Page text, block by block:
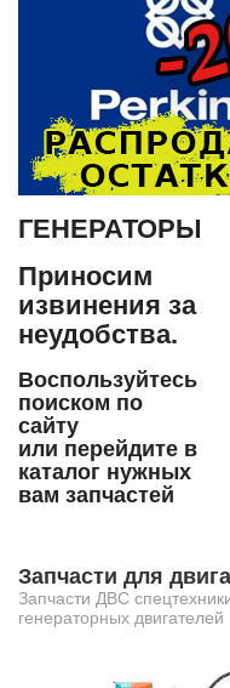
ГЕНЕРАТОРЫ
Приносим
извинения за
неудобства.
Воспользуйтесь
поиском по
сайту
или перейдите в
каталог нужных
вам запчастей
Запчасти для
Запчасти ДВС
генераторных двигателей